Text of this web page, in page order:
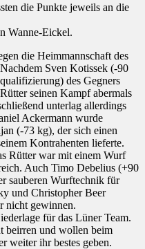
die Punkte jeweils an die
Wanne-Eickel.
die Heimmannschaft des
Sven Kotissek (-90
des Gegners
seinen Kampf abermals
unterlag allerdings
Ackermann wurde
(-73 kg), der sich einen
Kontrahenten lieferte.
Rütter war mit einem Wurf
Auch Timo Debelius (+90
sauberen Wurftechnik für
und Christopher Beer
nicht gewinnen.
für das Lüner Team.
beirren und wollen beim
weiter ihr bestes geben.